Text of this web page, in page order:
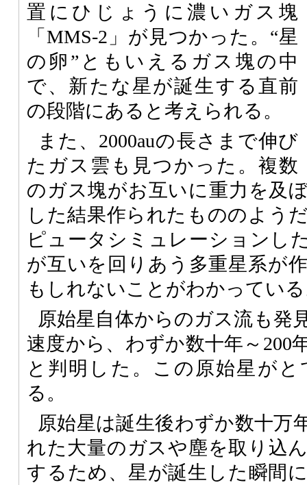
置にひじょうに濃いガス塊
「MMS-2」が見つかった。“星
の卵”ともいえるガス塊の中
で、新たな星が誕生する直前
の段階にあると考えられる。
また、2000auの長さまで伸び
たガス雲も見つかった。複数
のガス塊がお互いに重力を及
した結果作られたもののよう
ピュータシミュレーションし
が互いを回りあう多重星系が
もしれないことがわかってい
原始星自体からのガス流も発
速度から、わずか数十年～200
と判明した。この原始星が
る。
原始星は誕生後わずか数十万
れた大量のガスや塵を取り込
するため、星が誕生した瞬間